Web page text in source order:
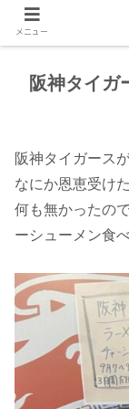
阪神タイ
阪神タイガース
なにか恩恵受け
何も無かったの
ーシューメン食
メニュー